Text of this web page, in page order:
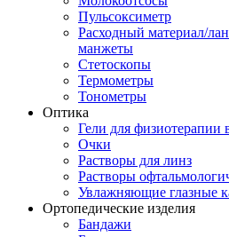
Пульсоксиметр
Расходный материал/
манжеты
Стетоскопы
Термометры
Тонометры
Оптика
Гели для физиотерапии
Очки
Растворы для линз
Растворы
Увлажняющие глазные
Ортопедические изделия
Бандажи